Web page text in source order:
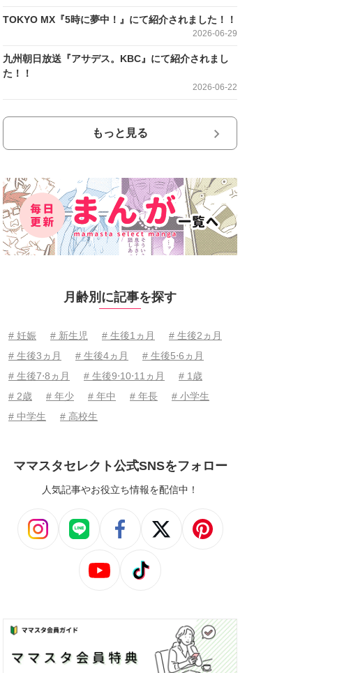
TOKYO MX『5時に夢中！』にて紹介されました！！
2026-06-29
九州朝日放送『アサデス。KBC』にて紹介されまし
た！！
2026-06-22
もっと見る
月齢別に記事を探す
# 妊娠 # 新生児 # 生後1ヵ月
# 生後2ヵ月
# 生後3ヵ月
# 生後4ヵ月
# 生後5⋅6ヵ月
# 生後7⋅8ヵ月
# 生後9⋅10⋅11ヵ月
# 1歳
# 2歳
# 年少 # 年中 # 年長
# 小学生
# 中学生
# 高校生
ママスタセレクト公式SNSをフォロー
人気記事やお役立ち情報を配信中！